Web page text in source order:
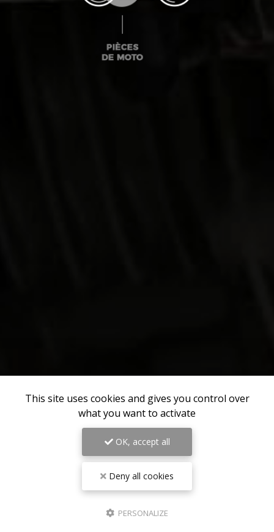
This site uses cookies and gives you control over
what you want to activate
OK, accept all
Deny all cookies
PERSONALIZE